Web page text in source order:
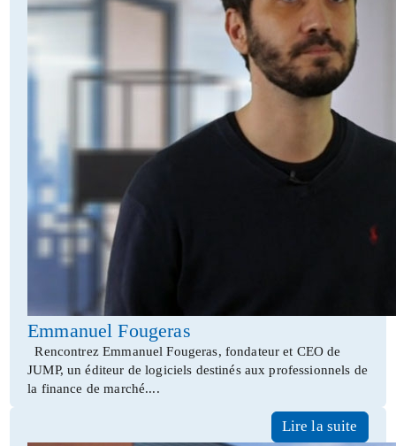
Emmanuel Fougeras
Rencontrez Emmanuel Fougeras, fondateur et CEO de
JUMP, un éditeur de logiciels destinés aux professionnels de
la finance de marché....
Lire la suite